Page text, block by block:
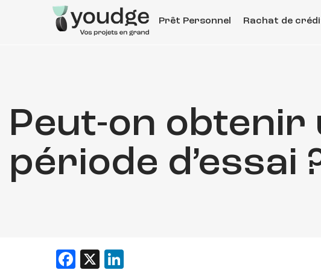
Prêt Personnel Rachat de
Peut-on
période d’essai
Facebook
X